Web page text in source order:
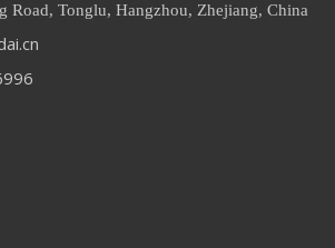
Road, Tonglu, Hangzhou, Zhejiang, China